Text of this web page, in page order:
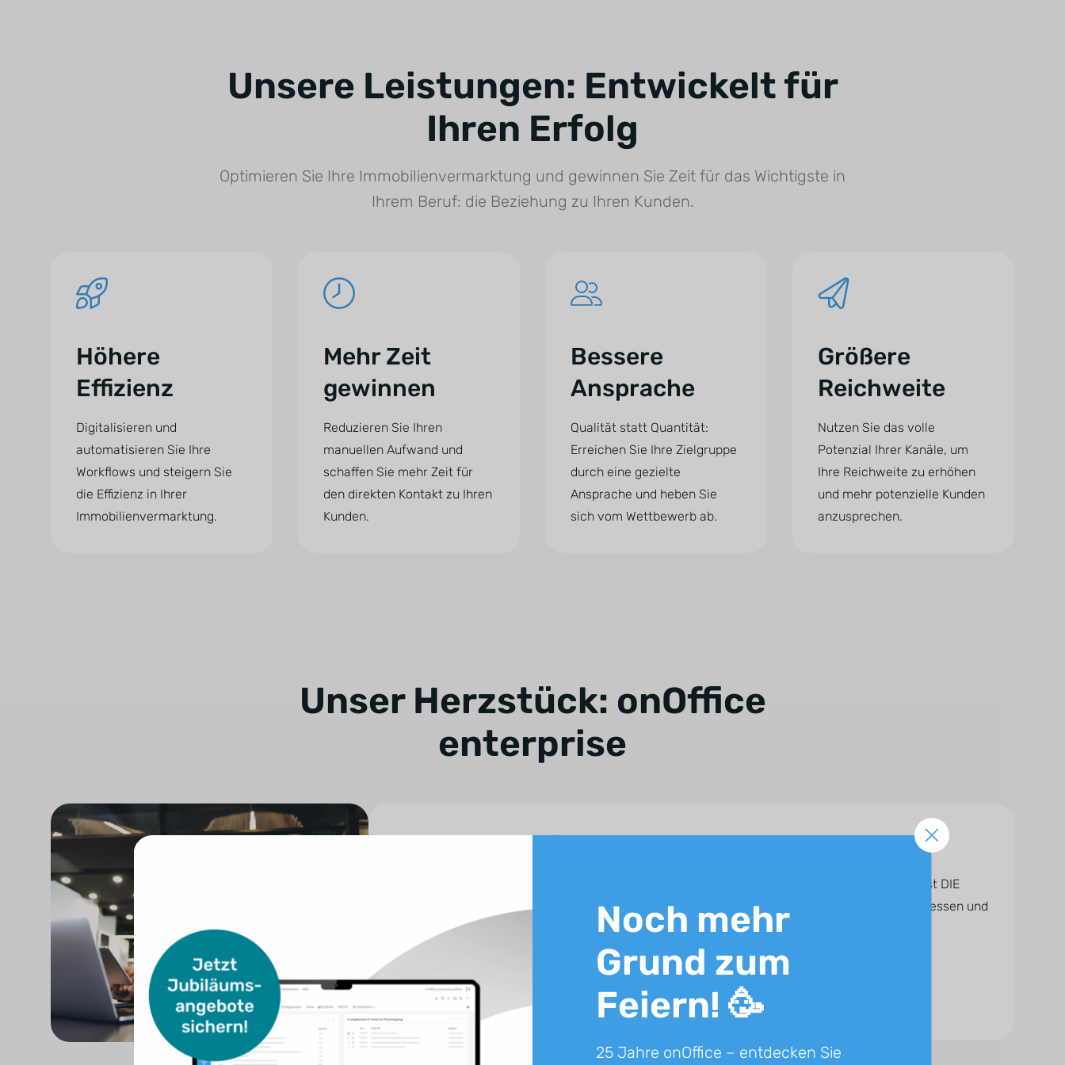
Unsere Leistungen: Entwickelt für
Ihren Erfolg
Optimieren Sie Ihre Immobilienvermarktung und gewinnen Sie Zeit für das Wichtigste in
Ihrem Beruf: die Beziehung zu Ihren Kunden.
Höhere
Effizienz
Digitalisieren und
automatisieren Sie Ihre
Workflows und steigern Sie
die Effizienz in Ihrer
Immobilienvermarktung.
Mehr Zeit
gewinnen
Reduzieren Sie Ihren
manuellen Aufwand und
schaffen Sie mehr Zeit für
den direkten Kontakt zu Ihren
Kunden.
Bessere
Ansprache
Qualität statt Quantität:
Erreichen Sie Ihre Zielgruppe
durch eine gezielte
Ansprache und heben Sie
sich vom Wettbewerb ab.
Größere
Reichweite
Nutzen Sie das volle
Potenzial Ihrer Kanäle, um
Ihre Reichweite zu erhöhen
und mehr potenzielle Kunden
anzusprechen.
Unser Herzstück: onOffice
enterprise
Immobiliensoftware
onOffice enterprise wurde gemeinsam mit Profis aus der Immobilienbranche entwickelt und ist DIE
Software für unabhängige Immobilienunternehmen. Der Fokus liegt auf automatisierten Prozessen und
Flexibilität – so individuell wie Sie.
Immobiliensoftware kennenlernen
Noch mehr
Grund zum
Feiern! 🥳
25 Jahre onOffice – entdecken Sie